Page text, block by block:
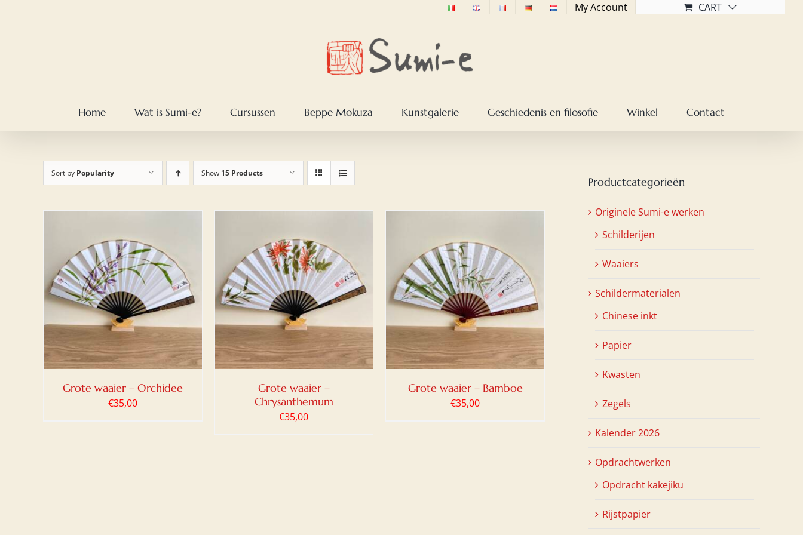
My Account CART
Home Wat is Sumi-e? Cursussen Beppe Mokuza Kunstgalerie Geschiedenis en filosofie Winkel Contact
Sort by Popularity Show 15 Products
Grote waaier – Orchidee
€35,00
TOEVOEGEN AAN WINKELWAGEN
/
DETAILS
Grote waaier –
Chrysanthemum
€35,00
TOEVOEGEN AAN WINKELWAGEN
/
DETAILS
Grote waaier – Bamboe
€35,00
Productcategorieën
Originele Sumi-e werken
Schilderijen
Waaiers
Schildermaterialen
Chinese inkt
Papier
Kwasten
Zegels
Kalender 2026
Opdrachtwerken
Opdracht kakejiku
Rijstpapier